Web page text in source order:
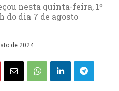
nesta quinta-feira, 1º
do dia 7 de agosto
de 2024